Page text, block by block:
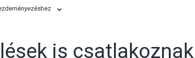
is csatlakoznak